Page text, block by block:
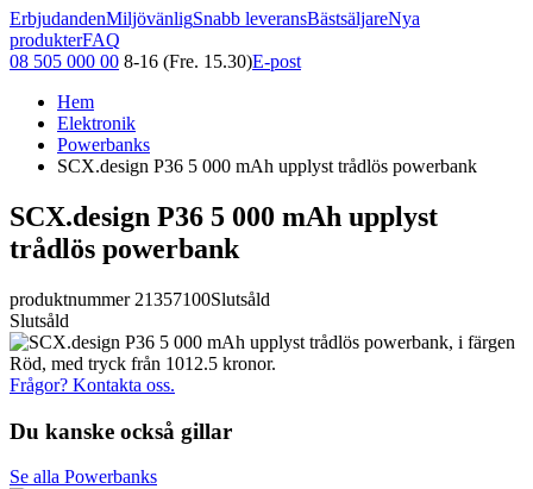
ErbjudandenMiljövänligSnabb leveransBästsäljareNya
produkterFAQ
08 505 000 00 8-16 (Fre. 15.30)E-post
Hem
Elektronik
Powerbanks
SCX.design P36 5 000 mAh upplyst trådlös powerbank
SCX.design P36 5 000 mAh upplyst
trådlös powerbank
produktnummer 21357100Slutsåld
Slutsåld
Frågor? Kontakta oss.
Du kanske också gillar
Se alla Powerbanks